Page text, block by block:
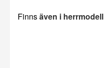
Finnsäven i herrmodell